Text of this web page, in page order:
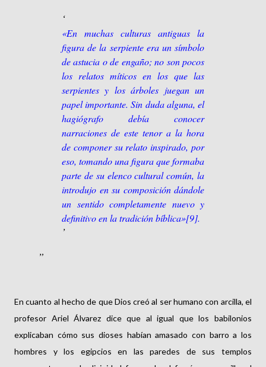
«En muchas culturas antiguas la
figura de la serpiente era un símbolo
de astucia o de engaño; no son pocos
los relatos míticos en los que las
serpientes y los árboles juegan un
papel importante. Sin duda alguna, el
hagiógrafo debía conocer
narraciones de este tenor a la hora
de componer su relato inspirado, por
eso, tomando una figura que formaba
parte de su elenco cultural común, la
introdujo en su composición dándole
un sentido completamente nuevo y
definitivo en la tradición bíblica»[9].
En cuanto al hecho de que Dios creó al ser humano con arcilla, el
profesor Ariel Álvarez dice que al igual que los babilonios
explicaban cómo sus dioses habían amasado con barro a los
hombres y los egipcios en las paredes de sus templos